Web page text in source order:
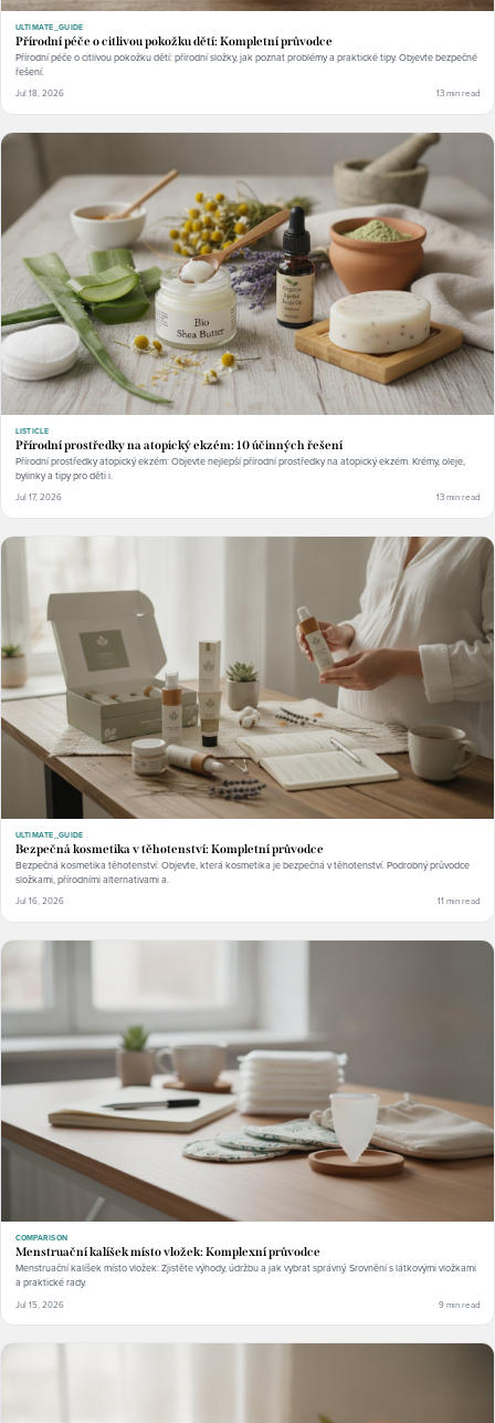
ULTIMATE_GUIDE
Přírodní péče o citlivou pokožku dětí: Kompletní průvodce
Přírodní péče o citlivou pokožku dětí: přírodní složky, jak poznat problémy a praktické tipy. Objevte bezpečné
řešení.
Jul 18, 2026 13 min read
LISTICLE
Přírodní prostředky na atopický ekzém: 10 účinných řešení
Přírodní prostředky atopický ekzém: Objevte nejlepší přírodní prostředky na atopický ekzém. Krémy, oleje,
bylinky a tipy pro děti i.
Jul 17, 2026 13 min read
ULTIMATE_GUIDE
Bezpečná kosmetika v těhotenství: Kompletní průvodce
Bezpečná kosmetika těhotenství: Objevte, která kosmetika je bezpečná v těhotenství. Podrobný průvodce
složkami, přírodními alternativami a.
Jul 16, 2026 11 min read
COMPARISON
Menstruační kalíšek místo vložek: Komplexní průvodce
Menstruační kalíšek místo vložek: Zjistěte výhody, údržbu a jak vybrat správný. Srovnění s látkovými vložkami
a praktické rady.
Jul 15, 2026 9 min read